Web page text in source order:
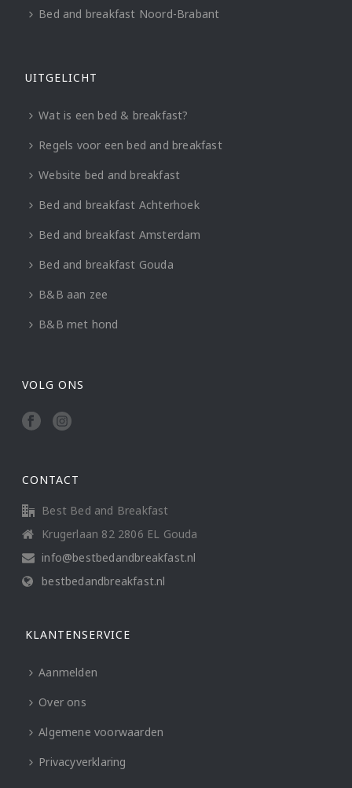
Bed and breakfast Noord-Brabant
UITGELICHT
Wat is een bed & breakfast?
Regels voor een bed and breakfast
Website bed and breakfast
Bed and breakfast Achterhoek
Bed and breakfast Amsterdam
Bed and breakfast Gouda
B&B aan zee
B&B met hond
VOLG ONS
CONTACT
Best Bed and Breakfast
Krugerlaan 82 2806 EL Gouda
info@bestbedandbreakfast.nl
bestbedandbreakfast.nl
KLANTENSERVICE
Aanmelden
Over ons
Algemene voorwaarden
Privacyverklaring